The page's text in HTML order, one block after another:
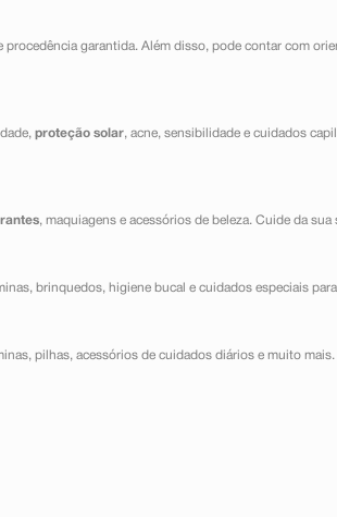
procedência garantida. Além disso, pode contar com
proteção solar, acne, sensibilidade e cuidados
, maquiagens e acessórios de beleza. Cuide da
brinquedos, higiene bucal e cuidados especiais
pilhas, acessórios de cuidados diários e muito